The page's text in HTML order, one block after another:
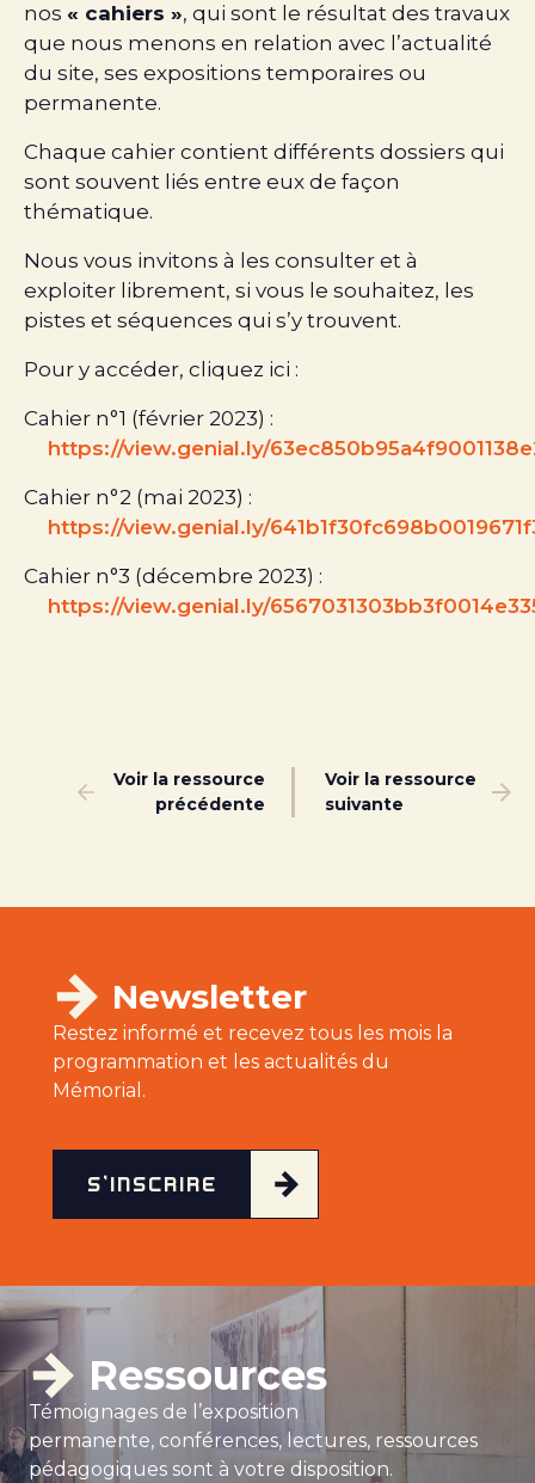
nos « cahiers », qui sont le résultat des travaux
que nous menons en relation avec l’actualité
du site, ses expositions temporaires ou
permanente.
Chaque cahier contient différents dossiers qui
sont souvent liés entre eux de façon
thématique.
Nous vous invitons à les consulter et à
exploiter librement, si vous le souhaitez, les
pistes et séquences qui s’y trouvent.
Pour y accéder, cliquez ici :
Cahier n°1 (février 2023) :
https://view.genial.ly/
Cahier n°2 (mai 2023) :
https://view.genial.ly/
Cahier n°3 (décembre 2023) :
https://view.genial.ly/
Voir la ressource
précédente
Voir la ressource
suivante
Newsletter
Restez informé et recevez tous les mois la
programmation et les actualités du
Mémorial.
S'INSCRIRE
Ressources
Témoignages de l’exposition
permanente, conférences, lectures, ressources
pédagogiques sont à votre disposition.